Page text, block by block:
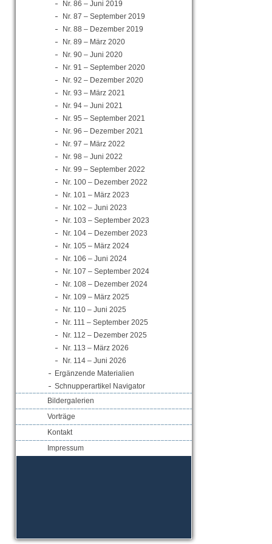
Nr. 86 – Juni 2019
Nr. 87 – September 2019
Nr. 88 – Dezember 2019
Nr. 89 – März 2020
Nr. 90 – Juni 2020
Nr. 91 – September 2020
Nr. 92 – Dezember 2020
Nr. 93 – März 2021
Nr. 94 – Juni 2021
Nr. 95 – September 2021
Nr. 96 – Dezember 2021
Nr. 97 – März 2022
Nr. 98 – Juni 2022
Nr. 99 – September 2022
Nr. 100 – Dezember 2022
Nr. 101 – März 2023
Nr. 102 – Juni 2023
Nr. 103 – September 2023
Nr. 104 – Dezember 2023
Nr. 105 – März 2024
Nr. 106 – Juni 2024
Nr. 107 – September 2024
Nr. 108 – Dezember 2024
Nr. 109 – März 2025
Nr. 110 – Juni 2025
Nr. 111 – September 2025
Nr. 112 – Dezember 2025
Nr. 113 – März 2026
Nr. 114 – Juni 2026
Ergänzende Materialien
Schnupperartikel Navigator
Bildergalerien
Vorträge
Kontakt
Impressum